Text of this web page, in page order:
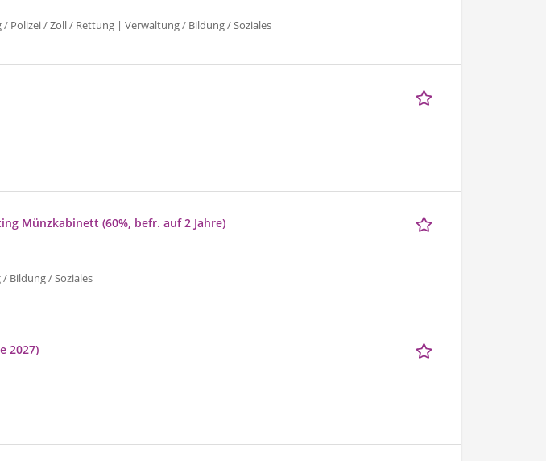
Polizei / Zoll / Rettung | Verwaltung / Bildung / Soziales
Münzkabinett (60%, befr. auf 2 Jahre)
Bildung / Soziales
2027)